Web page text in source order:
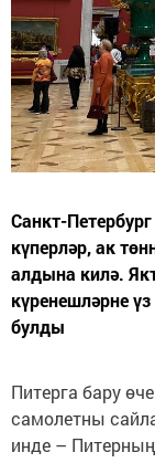
Санкт-
күперләр, ак
алдына килә.
күренешләрне
булды
Питерга бару
самолетны
инде –